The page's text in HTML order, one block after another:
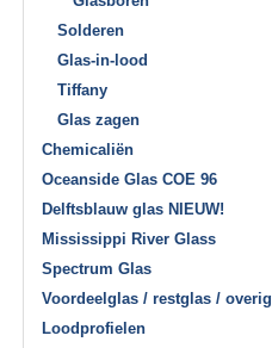
Solderen
Glas-in-lood
Tiffany
Glas zagen
Chemicaliën
Oceanside Glas COE 96
Delftsblauw glas NIEUW!
Mississippi River Glass
Spectrum Glas
Voordeelglas / restglas / overig
Loodprofielen